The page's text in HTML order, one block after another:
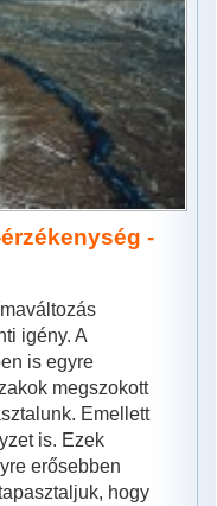
-
igény. A
is egyre
megszokott
Emellett
is. Ezek
erősebben
hogy